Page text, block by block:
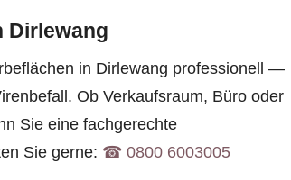
Dirlewang
in Dirlewang professionell —
Ob Verkaufsraum, Büro oder
Sie eine fachgerechte
Sie gerne: ☎︎ 0800 6003005